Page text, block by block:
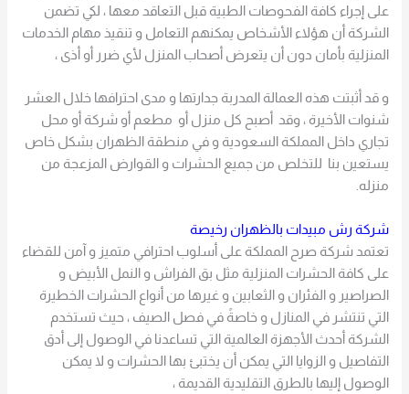
على إجراء كافة الفحوصات الطبية قبل التعاقد معها ، لكي تضمن
الشركة أن هؤلاء الأشخاص يمكنهم التعامل و تنقيذ مهام الخدمات
المنزلية بأمان دون أن يتعرض أصحاب المنزل لأي ضرر أو أذى ،
و قد أثبتت هذه العمالة المدربة جدارتها و مدى احترافها خلال العشر
شنوات الأخيرة ، وقد أصبح كل منزل أو مطعم أو شركة أو محل
تجاري داخل المملكة السعودية و في منطقة الظهران بشكل خاص
يستعين بنا للتخلص من جميع الحشرات و القوارض المزعجة من
منزله.
شركة رش مبيدات بالظهران رخيصة
تعتمد شركة صرح المملكة على أسلوب احترافي متميز و آمن للقضاء
على كافة الحشرات المنزلية مثل بق الفراش و النمل الأبيض و
الصراصير و الفئران و الثعابين و غيرها من أنواع الحشرات الخطيرة
التي تنتشر في المنازل و خاصةً في فصل الصيف ، حيث تستخدم
الشركة أحدث الأجهزة العالمية التي تساعدنا في الوصول إلى أدق
التفاصيل و الزوايا التي يمكن أن يختبئ بها الحشرات و لا يمكن
الوصول إليها بالطرق التقليدية القديمة ،